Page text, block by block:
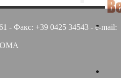
- Факс: +39 0425 34543 - e-mail: